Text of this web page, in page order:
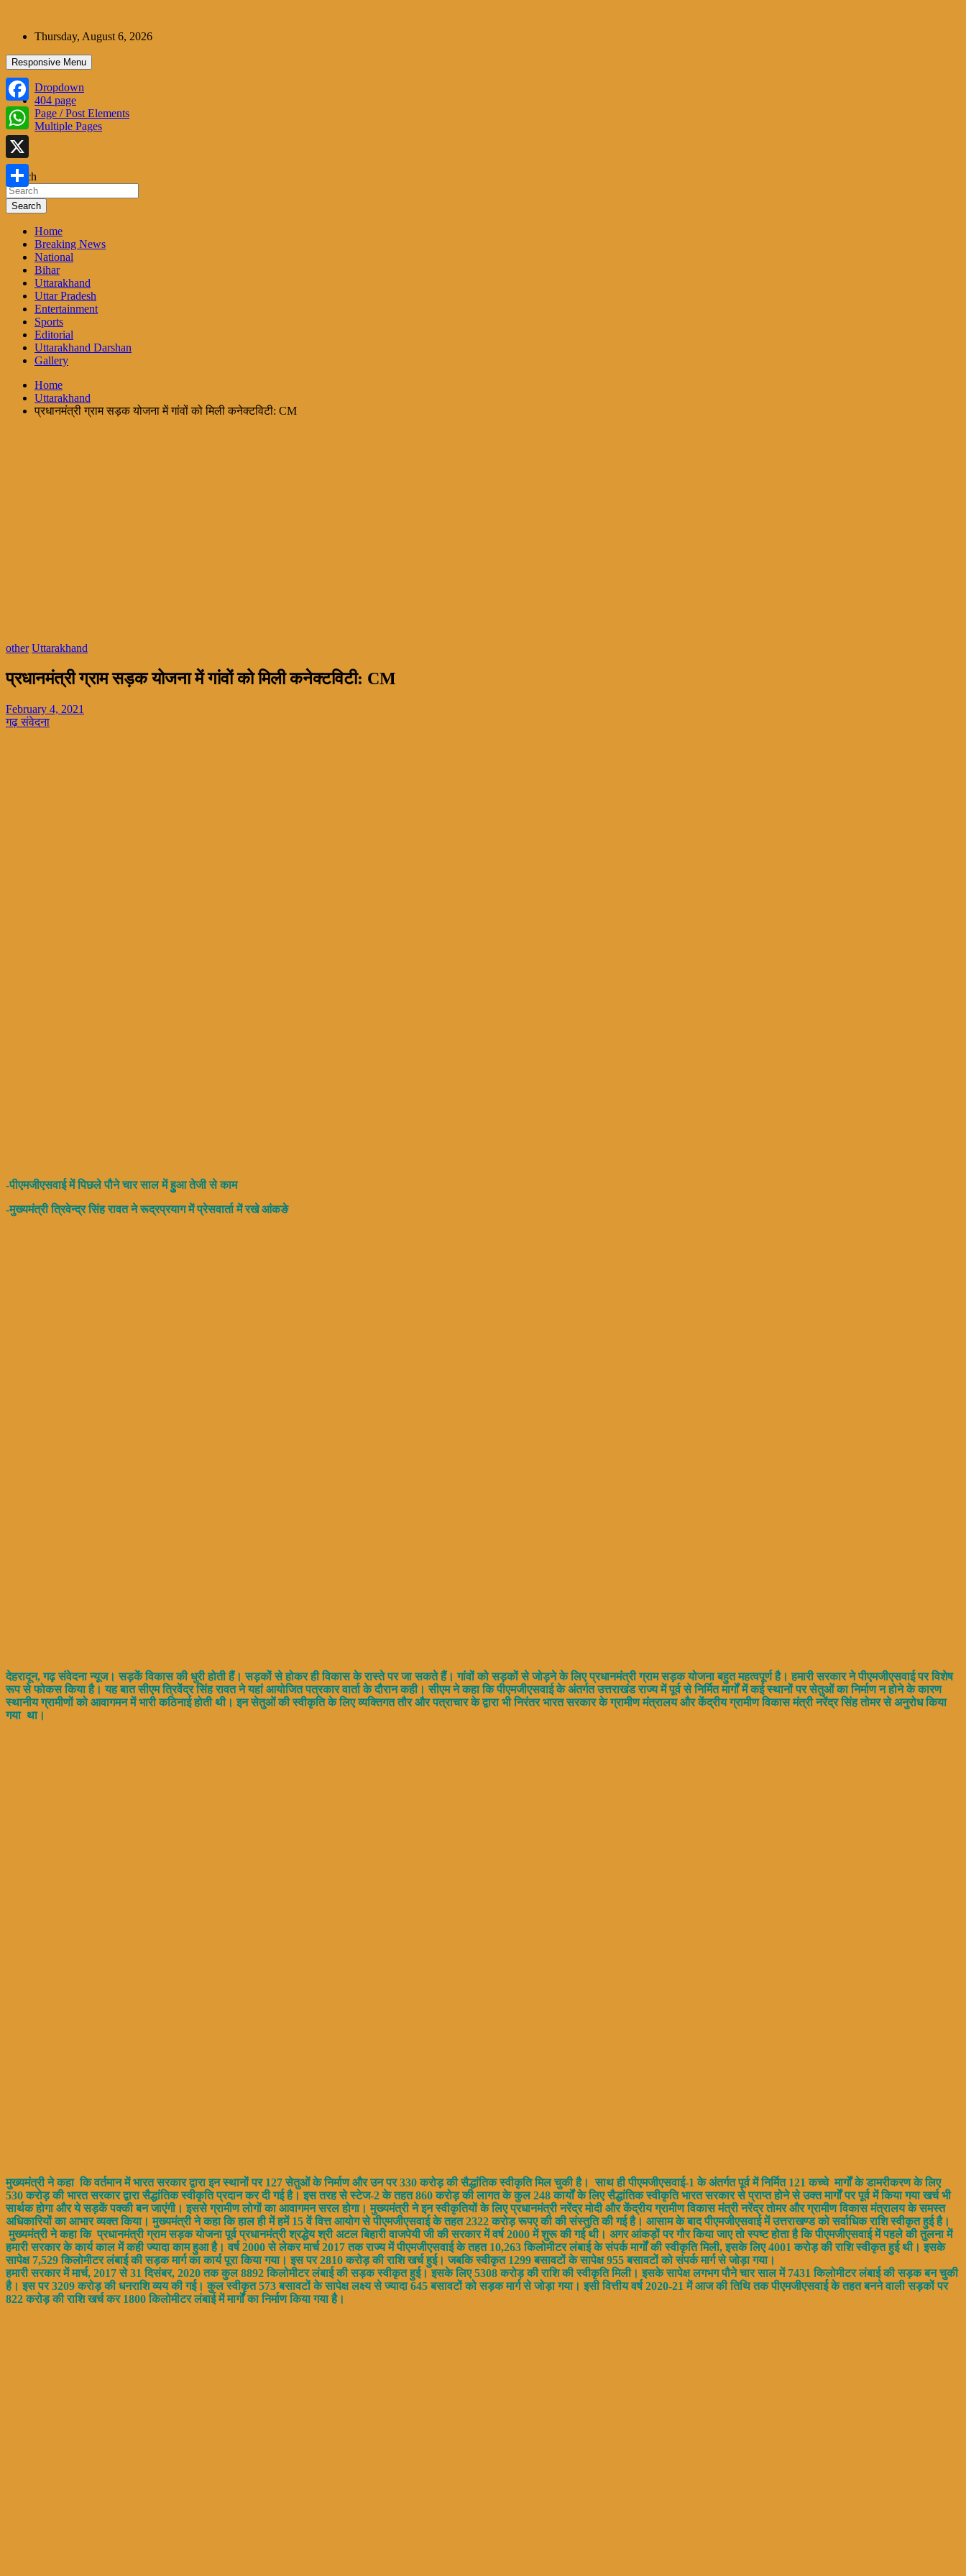
contentThursday, August 6, 2026
Responsive Menu
Dropdown
404 page
Page / Post Elements
Multiple Pages
Search
Search
Home
Breaking News
National
Bihar
Uttarakhand
Uttar Pradesh
Entertainment
Sports
Editorial
Uttarakhand Darshan
Gallery
Home
Uttarakhand
प्रधानमंत्री ग्राम सड़क योजना में गांवों को मिली कनेक्टविटी: CM
other Uttarakhand
प्रधानमंत्री ग्राम सड़क योजना में गांवों को मिली कनेक्टविटी: CM
February 4, 2021
गढ़ संवेदना
-पीएमजीएसवाई में पिछले पौने चार साल में हुुुआ तेजी से काम
-मुख्यमंत्री त्रिवेन्द्र सिंह रावत ने रूद्रप्रयाग में प्रेसवार्ता में रखे आंकङे
देहरादून, गढ़ संवेदना न्यूज। सड़कें विकास की धुरी होती हैं। सड़कों से होकर ही विकास के रास्ते पर जा सकते हैं। गांवों को सड़कों से जोड़ने के लिए प्रधानमंत्री ग्राम सड़क योजना बहुत महत्वपूर्ण है। हमारी सरकार ने पीएमजीएसवाई पर विशेष
रूप से फोकस किया है। यह बात सीएम त्रिवेंद्र सिंह रावत ने यहां आयोजित पत्रकार वार्ता के दौरान कही। सीएम ने कहा कि पीएमजीएसवाई के अंतर्गत उत्तराखंड राज्य में पूर्व से निर्मित मार्गों में कई स्थानों पर सेतुओं का निर्माण न होने के कारण
स्थानीय ग्रामीणों को आवागमन में भारी कठिनाई होती थी। इन सेतुओं की स्वीकृति के लिए व्यक्तिगत तौर और पत्राचार के द्वारा भी निरंतर भारत सरकार के ग्रामीण मंत्रालय और केंद्रीय ग्रामीण विकास मंत्री नरेंद्र सिंह तोमर से अनुरोध किया
गया था।
मुख्यमंत्री ने कहा कि वर्तमान में भारत सरकार द्वारा इन स्थानों पर 127 सेतुओं के निर्माण और उन पर 330 करोड़ की सैद्धांतिक स्वीकृति मिल चुकी है। साथ ही पीएमजीएसवाई-1 के अंतर्गत पूर्व में निर्मित 121 कच्चे मार्गों के डामरीकरण के लिए
530 करोड़ की भारत सरकार द्वारा सैद्धांतिक स्वीकृति प्रदान कर दी गई है। इस तरह से स्टेज-2 के तहत 860 करोड़ की लागत के कुल 248 कार्यों के लिए सैद्धांतिक स्वीकृति भारत सरकार से प्राप्त होने से उक्त मार्गों पर पूर्व में किया गया खर्च भी
सार्थक होगा और ये सड़कें पक्की बन जाएंगी। इससे ग्रामीण लोगों का आवागमन सरल होगा। मुख्यमंत्री ने इन स्वीकृतियों के लिए प्रधानमंत्री नरेंद्र मोदी और केंद्रीय ग्रामीण विकास मंत्री नरेंद्र तोमर और ग्रामीण विकास मंत्रालय के समस्त
अधिकारियों का आभार व्यक्त किया। मुख्यमंत्री ने कहा कि हाल ही में हमें 15 वें वित्त आयोग से पीएमजीएसवाई के तहत 2322 करोड़ रूपए की की संस्तुति की गई है। आसाम के बाद पीएमजीएसवाई में उत्तराखण्ड को सर्वाधिक राशि स्वीकृत हुई है।
मुख्यमंत्री ने कहा कि प्रधानमंत्री ग्राम सड़क योजना पूर्व प्रधानमंत्री श्रद्धेय श्री अटल बिहारी वाजपेयी जी की सरकार में वर्ष 2000 में शुरू की गई थी। अगर आंकड़ों पर गौर किया जाए तो स्पष्ट होता है कि पीएमजीएसवाई में पहले की तुलना में
हमारी सरकार के कार्य काल में कही ज्यादा काम हुआ है। वर्ष 2000 से लेकर मार्च 2017 तक राज्य में पीएमजीएसवाई के तहत 10,263 किलोमीटर लंबाई के संपर्क मार्गों की स्वीकृति मिली, इसके लिए 4001 करोड़ की राशि स्वीकृत हुई थी। इसके
सापेक्ष 7,529 किलोमीटर लंबाई की सड़क मार्ग का कार्य पूरा किया गया। इस पर 2810 करोड़ की राशि खर्च हुई। जबकि स्वीकृत 1299 बसावटों के सापेक्ष 955 बसावटों को संपर्क मार्ग से जोड़ा गया।
हमारी सरकार में मार्च, 2017 से 31 दिसंबर, 2020 तक कुल 8892 किलोमीटर लंबाई की सड़क स्वीकृत हुई। इसके लिए 5308 करोड़ की राशि की स्वीकृति मिली। इसके सापेक्ष लगभग पौने चार साल में 7431 किलोमीटर लंबाई की सड़क बन चुकी
है। इस पर 3209 करोड़ की धनराशि व्यय की गई। कुल स्वीकृत 573 बसावटों के सापेक्ष लक्ष्य से ज्यादा 645 बसावटों को सड़क मार्ग से जोड़ा गया। इसी वित्तीय वर्ष 2020-21 में आज की तिथि तक पीएमजीएसवाई के तहत बनने वाली सड़कों पर
822 करोड़ की राशि खर्च कर 1800 किलोमीटर लंबाई में मार्गों का निर्माण किया गया है।
Facebook
WhatsApp
X
Share